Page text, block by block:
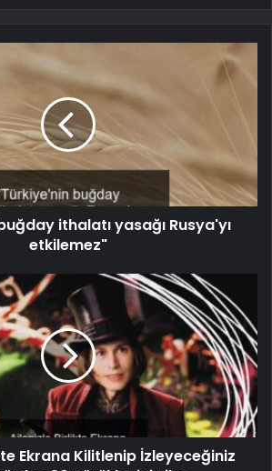
ithalatı yasağı Rusya'yı
etkilemez"
Ekrana Kilitlenip İzleyeceğiniz